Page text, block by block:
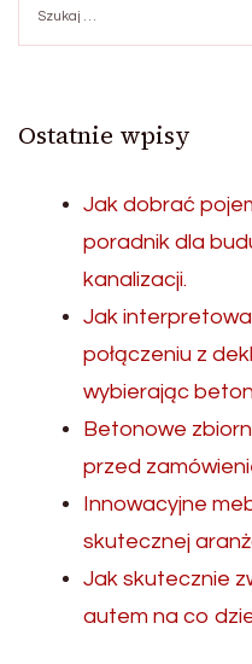
Ostatnie wpisy
Jak dobrać
poradnik dla
kanalizacji.
Jak
połączeniu z
wybierając
Betonowe
przed
Innowacyjne
skutecznej
Jak skutecznie
autem na co